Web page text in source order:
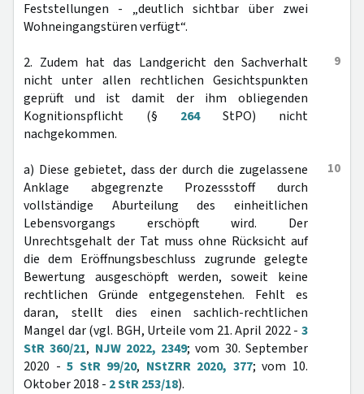
Feststellungen - „deutlich sichtbar über zwei
Wohneingangstüren verfügt“.
9
2. Zudem hat das Landgericht den Sachverhalt
nicht unter allen rechtlichen Gesichtspunkten
geprüft und ist damit der ihm obliegenden
Kognitionspflicht (§ 264StPO) nicht
nachgekommen.
10
a) Diese gebietet, dass der durch die zugelassene
Anklage abgegrenzte Prozessstoff durch
vollständige Aburteilung des einheitlichen
Lebensvorgangs erschöpft wird. Der
Unrechtsgehalt der Tat muss ohne Rücksicht auf
die dem Eröffnungsbeschluss zugrunde gelegte
Bewertung ausgeschöpft werden, soweit keine
rechtlichen Gründe entgegenstehen. Fehlt es
daran, stellt dies einen sachlich-rechtlichen
Mangel dar (vgl. BGH, Urteile vom 21. April 2022 - 3
StR 360/21, NJW 2022, 2349; vom 30. September
2020 -5 StR 99/20, NStZRR 2020, 377; vom 10.
Oktober 2018 - 2 StR 253/18).